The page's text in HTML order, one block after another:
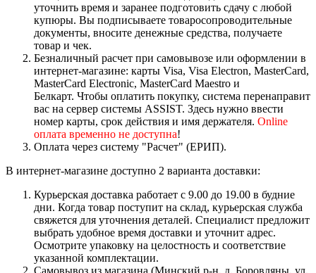
уточнить время и заранее подготовить сдачу с любой
купюры. Вы подписываете товаросопроводительные
документы, вносите денежные средства, получаете
товар и чек.
Безналичный расчет при самовывозе или оформлении в
интернет-магазине: карты Visa, Visa Electron, MasterCard,
MasterCard Electronic, MasterCard Maestro и
Белкарт. Чтобы оплатить покупку, система перенаправит
вас на сервер системы ASSIST. Здесь нужно ввести
номер карты, срок действия и имя держателя. Online
оплата временно не доступна!
Оплата через систему "Расчет" (ЕРИП).
В интернет-магазине доступно 2 варианта доставки:
Курьерская доставка работает с 9.00 до 19.00 в будние
дни. Когда товар поступит на склад, курьерская служба
свяжется для уточнения деталей. Специалист предложит
выбрать удобное время доставки и уточнит адрес.
Осмотрите упаковку на целостность и соответствие
указанной комплектации.
Самовывоз из магазина (Минский р-н, д. Боровляны, ул.